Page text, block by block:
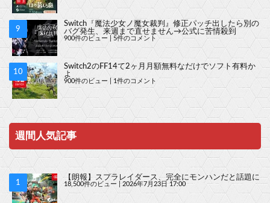
Switch『魔法少女ノ魔女裁判』修正パッチ出したら別の
バグ発生、来週まで直せません→公式に苦情殺到
900件のビュー |5件のコメント
Switch2のFF14て2ヶ月月額無料なだけでソフト有料か
よ
900件のビュー 1件のコメント
週間人気記事
【朗報】スプラレイダース、完全にモンハンだと話題に
18,500件のビュー |2026年7月23日 17:00